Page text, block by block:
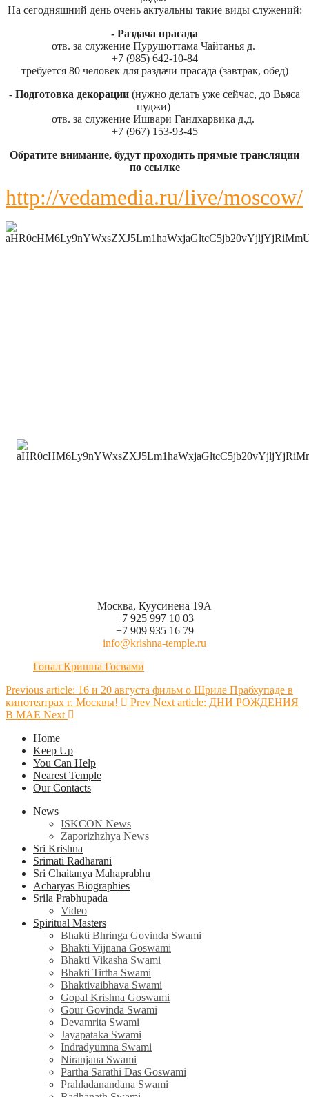
На сегодняшний день очень актуальны такие виды служений:
- Раздача прасада
отв. за служение Пурушоттама Чайтанья д.
+7 (985) 642-10-84
требуется 80 человек для раздачи прасада (завтрак, обед)
- Подготовка декорации (нужно делать уже сейчас, до Вьяса
пуджи)
отв. за служение Ишвари Гандхарвика д.д.
+7 (967) 153-93-45
Обратите внимание, будут проходить прямые трансляции
по ссылке
http://vedamedia.ru/live/moscow/
Москва, Куусинена 19А
+7 925 997 10 03
+7 909 935 16 79
info@krishna-temple.ru
Гопал Кришна Госвами
Previous article: 16 и 20 августа фильм о Шриле Прабхупаде в
кинотеатрах г. Москвы!
Prev Next article: ДНИ РОЖДЕНИЯ
В МАЕ Next
Home
Keep Up
You Can Help
Nearest Temple
Our Contacts
News
ISKCON News
Zaporizhzhya News
Sri Krishna
Srimati Radharani
Sri Chaitanya Mahaprabhu
Acharyas Biographies
Srila Prabhupada
Video
Spiritual Masters
Bhakti Bhringa Govinda Swami
Bhakti Vijnana Goswami
Bhakti Vikasha Swami
Bhakti Tirtha Swami
Bhaktivaibhava Swami
Gopal Krishna Goswami
Gour Govinda Swami
Devamrita Swami
Jayapataka Swami
Indradyumna Swami
Niranjana Swami
Partha Sarathi Das Goswami
Prahladanandana Swami